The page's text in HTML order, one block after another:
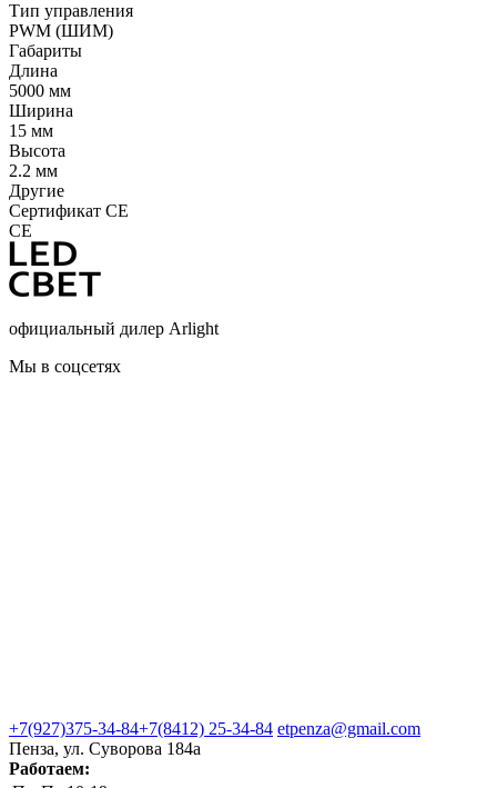
Тип управления
PWM (ШИМ)
Габариты
Длина
5000 мм
Ширина
15 мм
Высота
2.2 мм
Другие
Сертификат CE
CE
официальный дилер Arlight
Мы в соцсетях
+7(927)375-34-84+7(8412) 25-34-84 etpenza@gmail.com
Пенза, ул. Cуворова 184а
Работаем: